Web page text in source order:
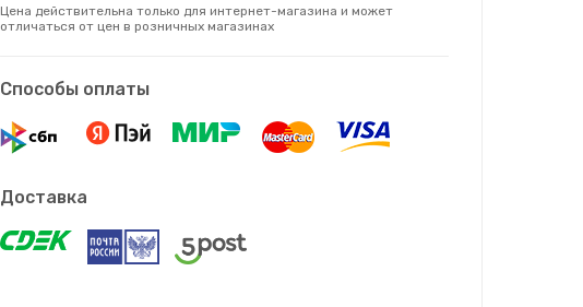
Цена действительна только для интернет-магазина и может
отличаться от цен в розничных магазинах
Способы оплаты
Доставка